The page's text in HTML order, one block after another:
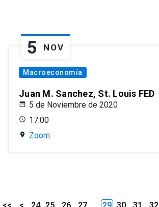
5 NOV
Macroeconomía
Juan M. Sanchez, St. Louis FED
5 de Noviembre de 2020
17:00
Zoom